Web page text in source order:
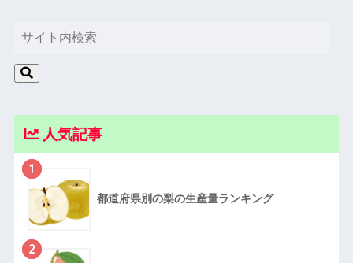
人気記事
1
都道府県別の梨の生産量ランキング
2